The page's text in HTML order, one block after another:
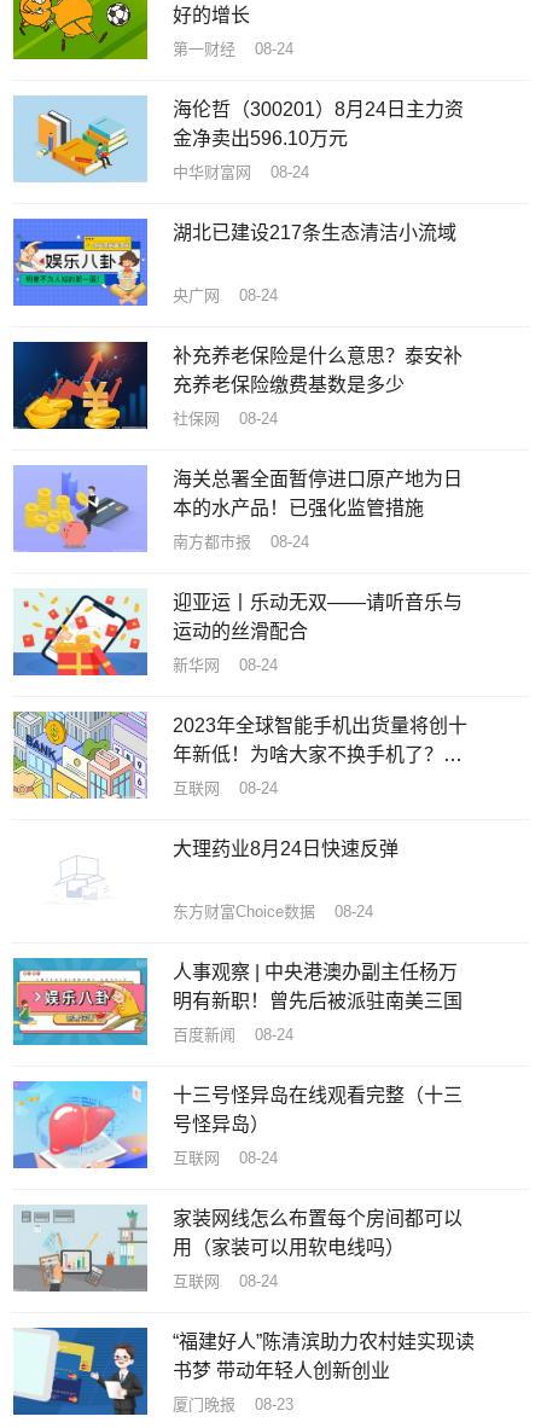
好的增长
第一财经 08-24
海伦哲（300201）8月24日主力资
金净卖出596.10万元
中华财富网 08-24
湖北已建设217条生态清洁小流域
央广网 08-24
补充养老保险是什么意思？泰安补
充养老保险缴费基数是多少
社保网 08-24
海关总署全面暂停进口原产地为日
本的水产品！已强化监管措施
南方都市报 08-24
迎亚运丨乐动无双——请听音乐与
运动的丝滑配合
新华网 08-24
2023年全球智能手机出货量将创十
年新低！为啥大家不换手机了？机
构揭秘原因
互联网 08-24
大理药业8月24日快速反弹
东方财富Choice数据 08-24
人事观察 | 中央港澳办副主任杨万
明有新职！曾先后被派驻南美三国
百度新闻 08-24
十三号怪异岛在线观看完整（十三
号怪异岛）
互联网 08-24
家装网线怎么布置每个房间都可以
用（家装可以用软电线吗）
互联网 08-24
“福建好人”陈清滨助力农村娃实现读
书梦 带动年轻人创新创业
厦门晚报 08-23